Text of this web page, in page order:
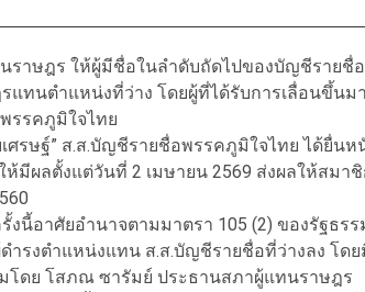
ราษฎร ให้ผู้มีชื่อในลำดับถัดไปของบัญชีรายชื่
ทนตำแหน่งที่ว่าง โดยผู้ที่ได้รับการเลื่อนขึ้นม
รรคภูมิใจไทย
ศรษฐ์” ส.ส.บัญชีรายชื่อพรรคภูมิใจไทย ได้ยื่นห
มีผลตั้งแต่วันที่ 2 เมษายน 2569 ส่งผลให้สมา
งนี้อาศัยอำนาจตามมาตรา 105 (2) ของรัฐธร
ำรงตำแหน่งแทน ส.ส.บัญชีรายชื่อที่ว่างลง โด
โดย โสภณ ซารัมย์ ประธานสภาผู้แทนราษฎร